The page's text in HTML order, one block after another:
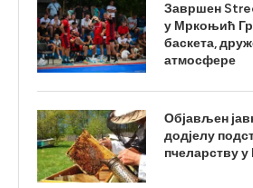
Завршен
у Мркоњић
баскета,
атмосфере
Објављен
додјелу
пчеларству